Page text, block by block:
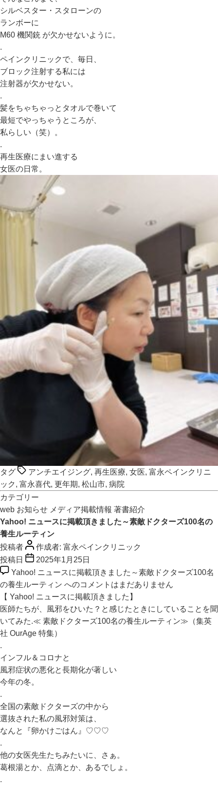
シルベスター・スタローンの
ランボーに
M60 機関銃 が欠かせないように。
.
ペインクリニックで、毎日、
ブロック注射する私には
注射器が欠かせない。
.
髪をちゃちゃっとタオルで巻いて
最短でやっちゃうところが、
私らしい（笑）。
.
再生医療にまい進する
女医の日常。
タグ アンチエイジング, 再生医療, 女医, 富永ペインクリニ
ック , 富永喜代, 更年期, 松山市, 病院
カテゴリー
web お知らせ メディア掲載情報 著書紹介
Yahoo! ニュースに掲載頂きました～素敵ドクターズ100名の
養生ルーティン
投稿者
作成者: 富永ペインクリニック
投稿日
2025年1月25日
Yahoo! ニュースに掲載頂きました～素敵ドクターズ100名
の養生ルーティン へのコメントはまだありません
【 Yahoo! ニュースに掲載頂きました】
医師たちが、風邪をひいた？と感じたときにしていることを聞
いてみた.≪ 素敵ドクターズ100名の養生ルーティン≫（集英
社 OurAge 特集）
.
インフル＆コロナと
風邪症状の悪化と長期化が著しい
今年の冬。
.
全国の素敵ドクターズの中から
選抜された私の風邪対策は、
なんと『卵かけごはん』♡♡♡
.
他の女医先生たちみたいに、さぁ。
葛根湯とか、点滴とか、あるでしょ。
.